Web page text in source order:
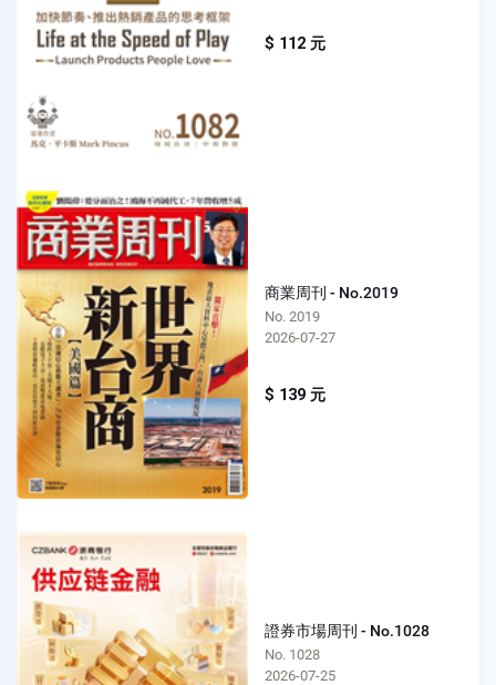
$ 112 元
商業周刊 - No.2019
No. 2019
2026-07-27
$ 139 元
證券市場周刊 - No.1028
No. 1028
2026-07-25